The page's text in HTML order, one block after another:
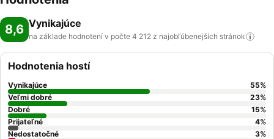
8,6 Vynikajúce
na základe hodnotení v počte 4 212 z najobľúbenejších stránok
Hodnotenia hostí
Vynikajúce 55%
Veľmi dobré
23%
Dobré
15%
Prijateľné
4%
Nedostatočné
3%